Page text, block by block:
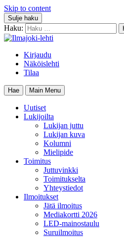
Skip to content
Sulje haku
Haku:
Kirjaudu
Näköislehti
Tilaa
Hae Main Menu
Uutiset
Lukijoilta
Lukijan juttu
Lukijan kuva
Kolumni
Mielipide
Toimitus
Juttuvinkki
Toimitukselta
Yhteystiedot
Ilmoitukset
Jätä ilmoitus
Mediakortti 2026
LED-mainostaulu
Suruilmoitus